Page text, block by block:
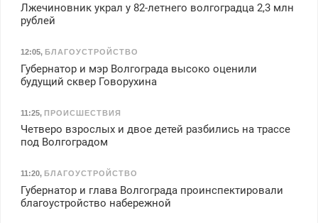
Лжечиновник украл у 82-летнего волгоградца 2,3 млн
рублей
12:05, БЛАГОУСТРОЙСТВО
Губернатор и мэр Волгограда высоко оценили
будущий сквер Говорухина
11:25, ПРОИСШЕСТВИЯ
Четверо взрослых и двое детей разбились на трассе
под Волгоградом
11:20, БЛАГОУСТРОЙСТВО
Губернатор и глава Волгограда проинспектировали
благоустройство набережной